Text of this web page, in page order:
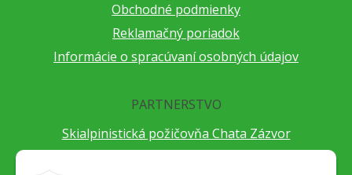
Obchodné podmienky
Reklamačný poriadok
Informácie o spracúvaní osobných údajov
PARTNERSTVO
Skialpinistická požičovňa Chata Zázvor